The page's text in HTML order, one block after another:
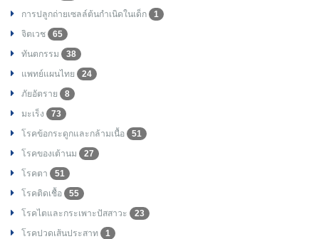
การปลูกถ่ายเซลล์ต้นกำเนิดในเด็ก
1
จิตเวช
65
ทันตกรรม
38
แพทย์แผนไทย
24
ภัยอัตราย
8
มะเร็ง
73
โรคข้อกระดูกและกล้ามเนื้อ
51
โรคของเต้านม
27
โรคตา
51
โรคติดเชื้อ
55
โรคไตและกระเพาะปัสสาวะ
23
โรคปวดเส้นประสาท
1